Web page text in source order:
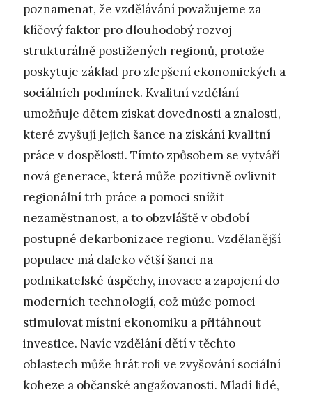
poznamenat, že vzdělávání považujeme za
klíčový faktor pro dlouhodobý rozvoj
strukturálně postižených regionů, protože
poskytuje základ pro zlepšení ekonomických a
sociálních podmínek. Kvalitní vzdělání
umožňuje dětem získat dovednosti a znalosti,
které zvyšují jejich šance na získání kvalitní
práce v dospělosti. Tímto způsobem se vytváří
nová generace, která může pozitivně ovlivnit
regionální trh práce a pomoci snížit
nezaměstnanost, a to obzvláště v období
postupné dekarbonizace regionu. Vzdělanější
populace má daleko větší šanci na
podnikatelské úspěchy, inovace a zapojení do
moderních technologií, což může pomoci
stimulovat místní ekonomiku a přitáhnout
investice. Navíc vzdělání dětí v těchto
oblastech může hrát roli ve zvyšování sociální
koheze a občanské angažovanosti. Mladí lidé,